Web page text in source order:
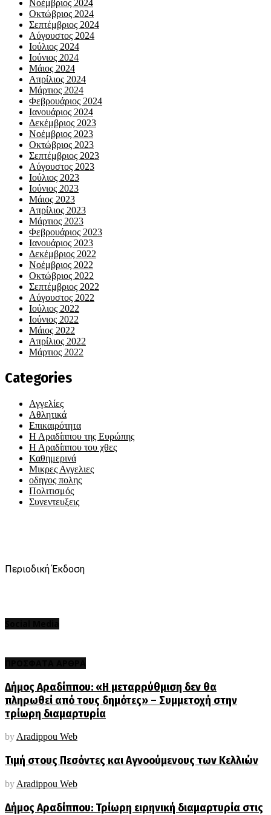
Νοέμβριος 2024
Οκτώβριος 2024
Σεπτέμβριος 2024
Αύγουστος 2024
Ιούλιος 2024
Ιούνιος 2024
Μάιος 2024
Απρίλιος 2024
Μάρτιος 2024
Φεβρουάριος 2024
Ιανουάριος 2024
Δεκέμβριος 2023
Νοέμβριος 2023
Οκτώβριος 2023
Σεπτέμβριος 2023
Αύγουστος 2023
Ιούλιος 2023
Ιούνιος 2023
Μάιος 2023
Απρίλιος 2023
Μάρτιος 2023
Φεβρουάριος 2023
Ιανουάριος 2023
Δεκέμβριος 2022
Νοέμβριος 2022
Οκτώβριος 2022
Σεπτέμβριος 2022
Αύγουστος 2022
Ιούλιος 2022
Ιούνιος 2022
Μάιος 2022
Απρίλιος 2022
Μάρτιος 2022
Categories
Αγγελίες
Αθλητικά
Επικαιρότητα
Η Αραδίππου της Ευρώπης
Η Αραδίππου του χθες
Καθημερινά
Μικρες Αγγελιες
οδηγος πολης
Πολιτισμός
Συνεντευξεις
Περιοδική Έκδοση
Δήμος Αραδίππου: «Η μεταρρύθμιση δεν θα
πληρωθεί από τους δημότες» – Συμμετοχή στην
τρίωρη διαμαρτυρία
by Aradippou Web
Τιμή στους Πεσόντες και Αγνοούμενους των Κελλιών
by Aradippou Web
Δήμος Αραδίππου: Τρίωρη ειρηνική διαμαρτυρία στις